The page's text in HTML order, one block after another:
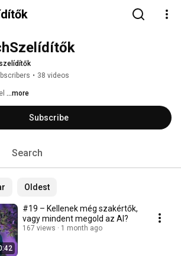
• 38 videos
...more
Subscribe
Search
Oldest
#19 – Kellenek még szakértők,
vagy mindent megold az AI?
167 views 1 month ago